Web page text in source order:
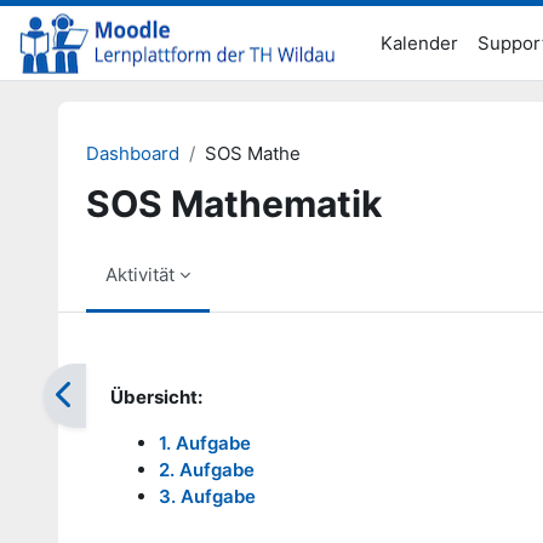
Zum Hauptinhalt
Kalender
Dashboard SOS Mathe
SOS Mathematik
Aktivität
Übersicht:
1. Aufgabe
2. Aufgabe
3. Aufgabe